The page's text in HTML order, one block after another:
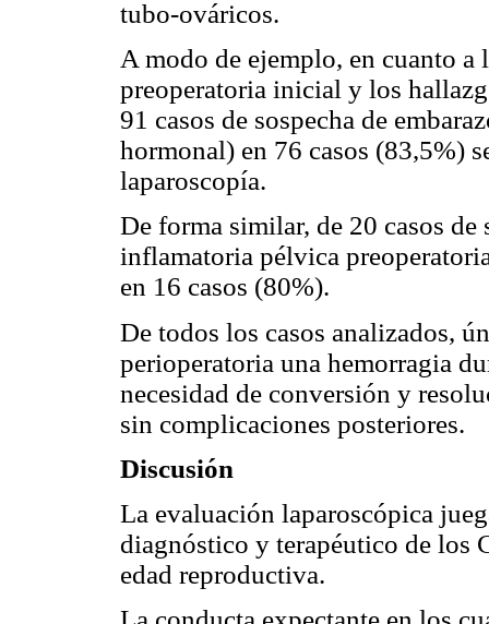
tubo-ováricos.
A modo de ejemplo, en cuanto
preoperatoria inicial y los
91 casos de sospecha de
hormonal) en 76 casos (83,5%)
laparoscopía.
De forma similar, de 20 casos
inflamatoria pélvica
en 16 casos (80%).
De todos los casos analizados,
perioperatoria una hemorragia
necesidad de conversión y
sin complicaciones posteriores.
Discusión
La evaluación laparoscópica
diagnóstico y terapéutico de los
edad reproductiva.